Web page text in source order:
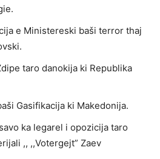
e Ministereski baši terror thaj
taro danokija ki Republika
Gasifikacija ki Makedonija.
ka legarel i opozicija taro
,, ,,Votergejt” Zaev